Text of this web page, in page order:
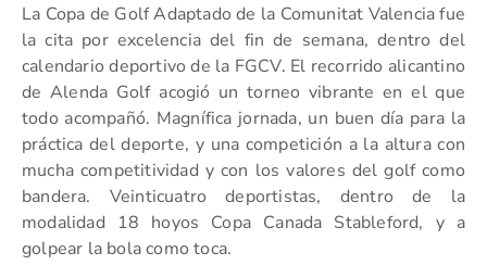
La Copa de Golf Adaptado de la Comunitat Valencia fue
la cita por excelencia del fin de semana, dentro del
calendario deportivo de la FGCV. El recorrido alicantino
de Alenda Golf acogió un torneo vibrante en el que
todo acompañó. Magnífica jornada, un buen día para la
práctica del deporte, y una competición a la altura con
mucha competitividad y con los valores del golf como
bandera. Veinticuatro deportistas, dentro de la
modalidad 18 hoyos Copa Canada Stableford, y a
golpear la bola como toca.